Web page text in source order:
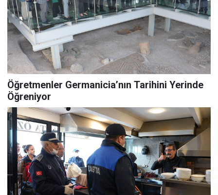
Öğretmenler Germanicia’nın Tarihini Yerinde
Öğreniyor